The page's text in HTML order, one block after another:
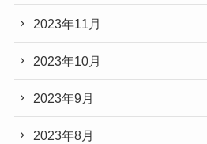
2023年11月
2023年10月
2023年9月
2023年8月